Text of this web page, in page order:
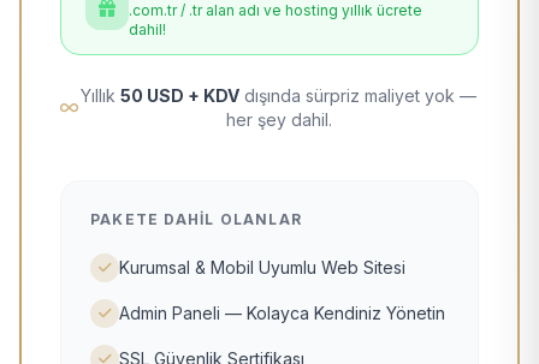
.com.tr / .tr alan adı ve hosting yıllık ücrete
dahil!
Yıllık 50 USD + KDV dışında sürpriz maliyet yok —
her şey dahil.
PAKETE DAHIL OLANLAR
Kurumsal & Mobil Uyumlu Web Sitesi
Admin Paneli — Kolayca Kendiniz Yönetin
SSL Güvenlik Sertifikası